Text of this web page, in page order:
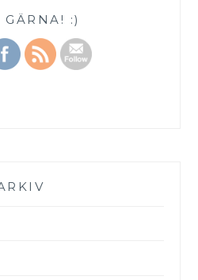
GÄRNA! :)